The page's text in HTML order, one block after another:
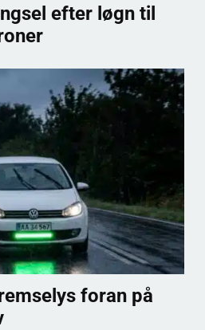
efter løgn til
foran på